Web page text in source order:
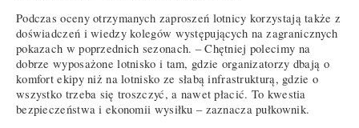
Podczas oceny otrzymanych zaproszeń lotnicy korzystają także z
doświadczeń i wiedzy kolegów występujących na zagranicznych
pokazach w poprzednich sezonach. – Chętniej polecimy na
dobrze wyposażone lotnisko i tam, gdzie organizatorzy dbają o
komfort ekipy niż na lotnisko ze słabą infrastrukturą, gdzie o
wszystko trzeba się troszczyć, a nawet płacić. To kwestia
bezpieczeństwa i ekonomii wysiłku – zaznacza pułkownik.